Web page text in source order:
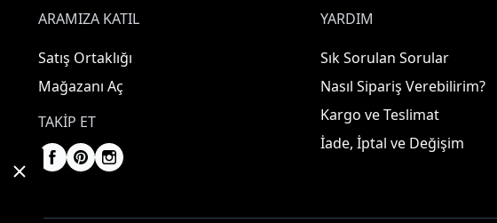
ARAMIZA KATIL
Satış Ortaklığı
Mağazanı Aç
TAKIP ET
YARDIM
Sık Sorulan Sorular
Nasıl Sipariş Verebilirim?
Kargo ve Teslimat
İade, İptal ve Değişim